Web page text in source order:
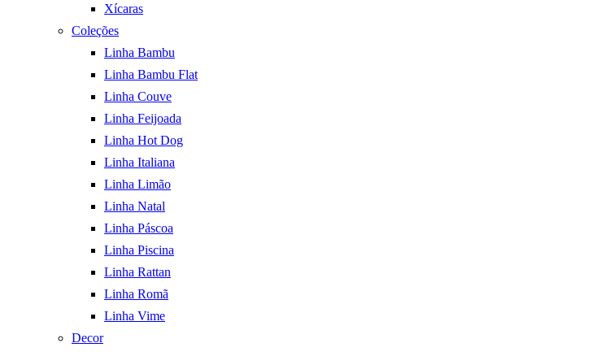
Xícaras
Coleções
Linha Bambu
Linha Bambu Flat
Linha Couve
Linha Feijoada
Linha Hot Dog
Linha Italiana
Linha Limão
Linha Natal
Linha Páscoa
Linha Piscina
Linha Rattan
Linha Romã
Linha Vime
Decor